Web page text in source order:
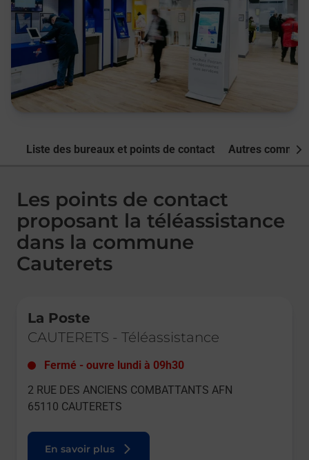
Liste des bureaux et points de contact Autres
Les points de contact
proposant la téléassistance
dans la commune
Cauterets
La Poste
CAUTERETS - Téléassistance
Fermé - ouvre lundi à 09h30
2 RUE DES ANCIENS COMBATTANTS AFN
65110 CAUTERETS
En savoir plus